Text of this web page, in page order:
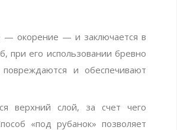
— окорение — и заключается в
при его использовании бревно
и обеспечивают
верхний слой, за счет чего
«под рубанок» позволяет